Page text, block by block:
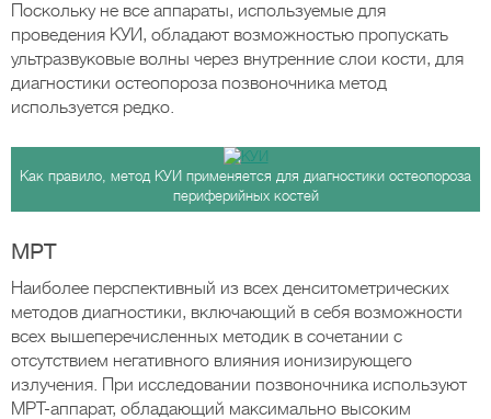
Поскольку не все аппараты, используемые для
проведения КУИ, обладают возможностью пропускать
ультразвуковые волны через внутренние слои кости, для
диагностики остеопороза позвоночника метод
используется редко.
Как правило, метод КУИ применяется для диагностики остеопороза
периферийных костей
МРТ
Наиболее перспективный из всех денситометрических
методов диагностики, включающий в себя возможности
всех вышеперечисленных методик в сочетании с
отсутствием негативного влияния ионизирующего
излучения. При исследовании позвоночника используют
МРТ-аппарат, обладающий максимально высоким